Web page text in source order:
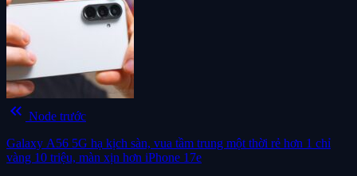
keyboard_double_arrow_left Node trước
Galaxy A56 5G hạ kịch sàn, vua tầm trung một thời rẻ hơn 1 chỉ
vàng 10 triệu, màn xịn hơn iPhone 17e